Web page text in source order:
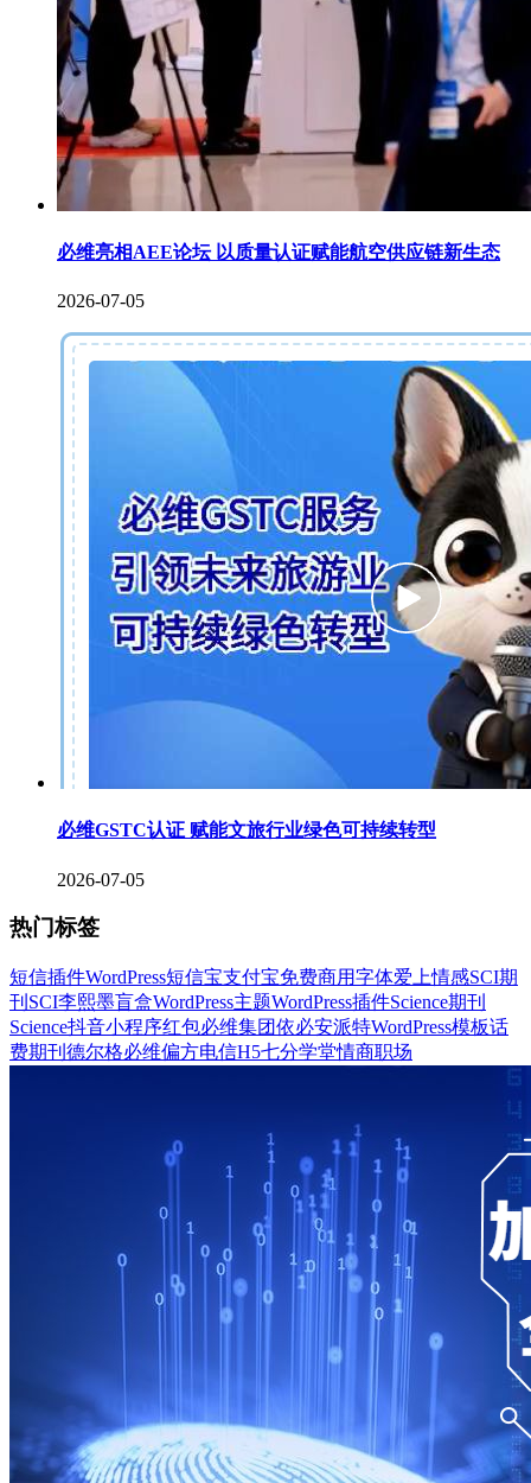
必维亮相AEE论坛 以质量认证赋能航空供应链新生态
2026-07-05
必维GSTC认证 赋能文旅行业绿色可持续转型
2026-07-05
热门标签
短信插件WordPress短信宝支付宝免费商用字体爱上情感SCI期
刊 SCI李熙墨盲盒WordPress主题WordPress插件Science期刊
Science抖音小程序红包必维集团依必安派特WordPress模板话
费期刊 德尔格必维偏方电信H5七分学堂情商职场